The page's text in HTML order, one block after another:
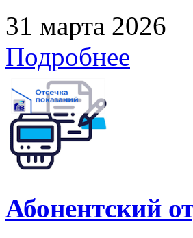
31 марта 2026
Подробнее
Абонентский